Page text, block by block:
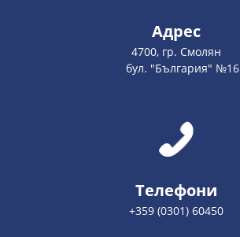
Адрес
4700, гр. Смолян
бул. "България" №16
Телефони
+359 (0301) 60450